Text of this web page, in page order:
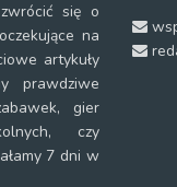
się o
na
artykuły
prawdziwe
gier
czy
7 dni w